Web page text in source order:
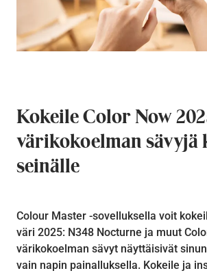
Kokeile Color Now
värikokoelman sävyjä
seinälle
Colour Master -sovelluksella voit
väri 2025: N348 Nocturne ja muut
värikokoelman sävyt näyttäisivät
vain napin painalluksella. Kokeile ja